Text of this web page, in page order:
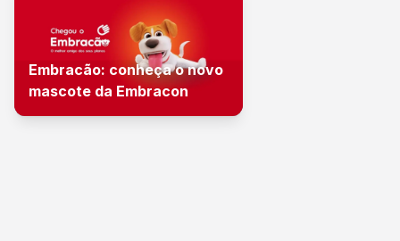
Embracão: conheça o novo
mascote da Embracon